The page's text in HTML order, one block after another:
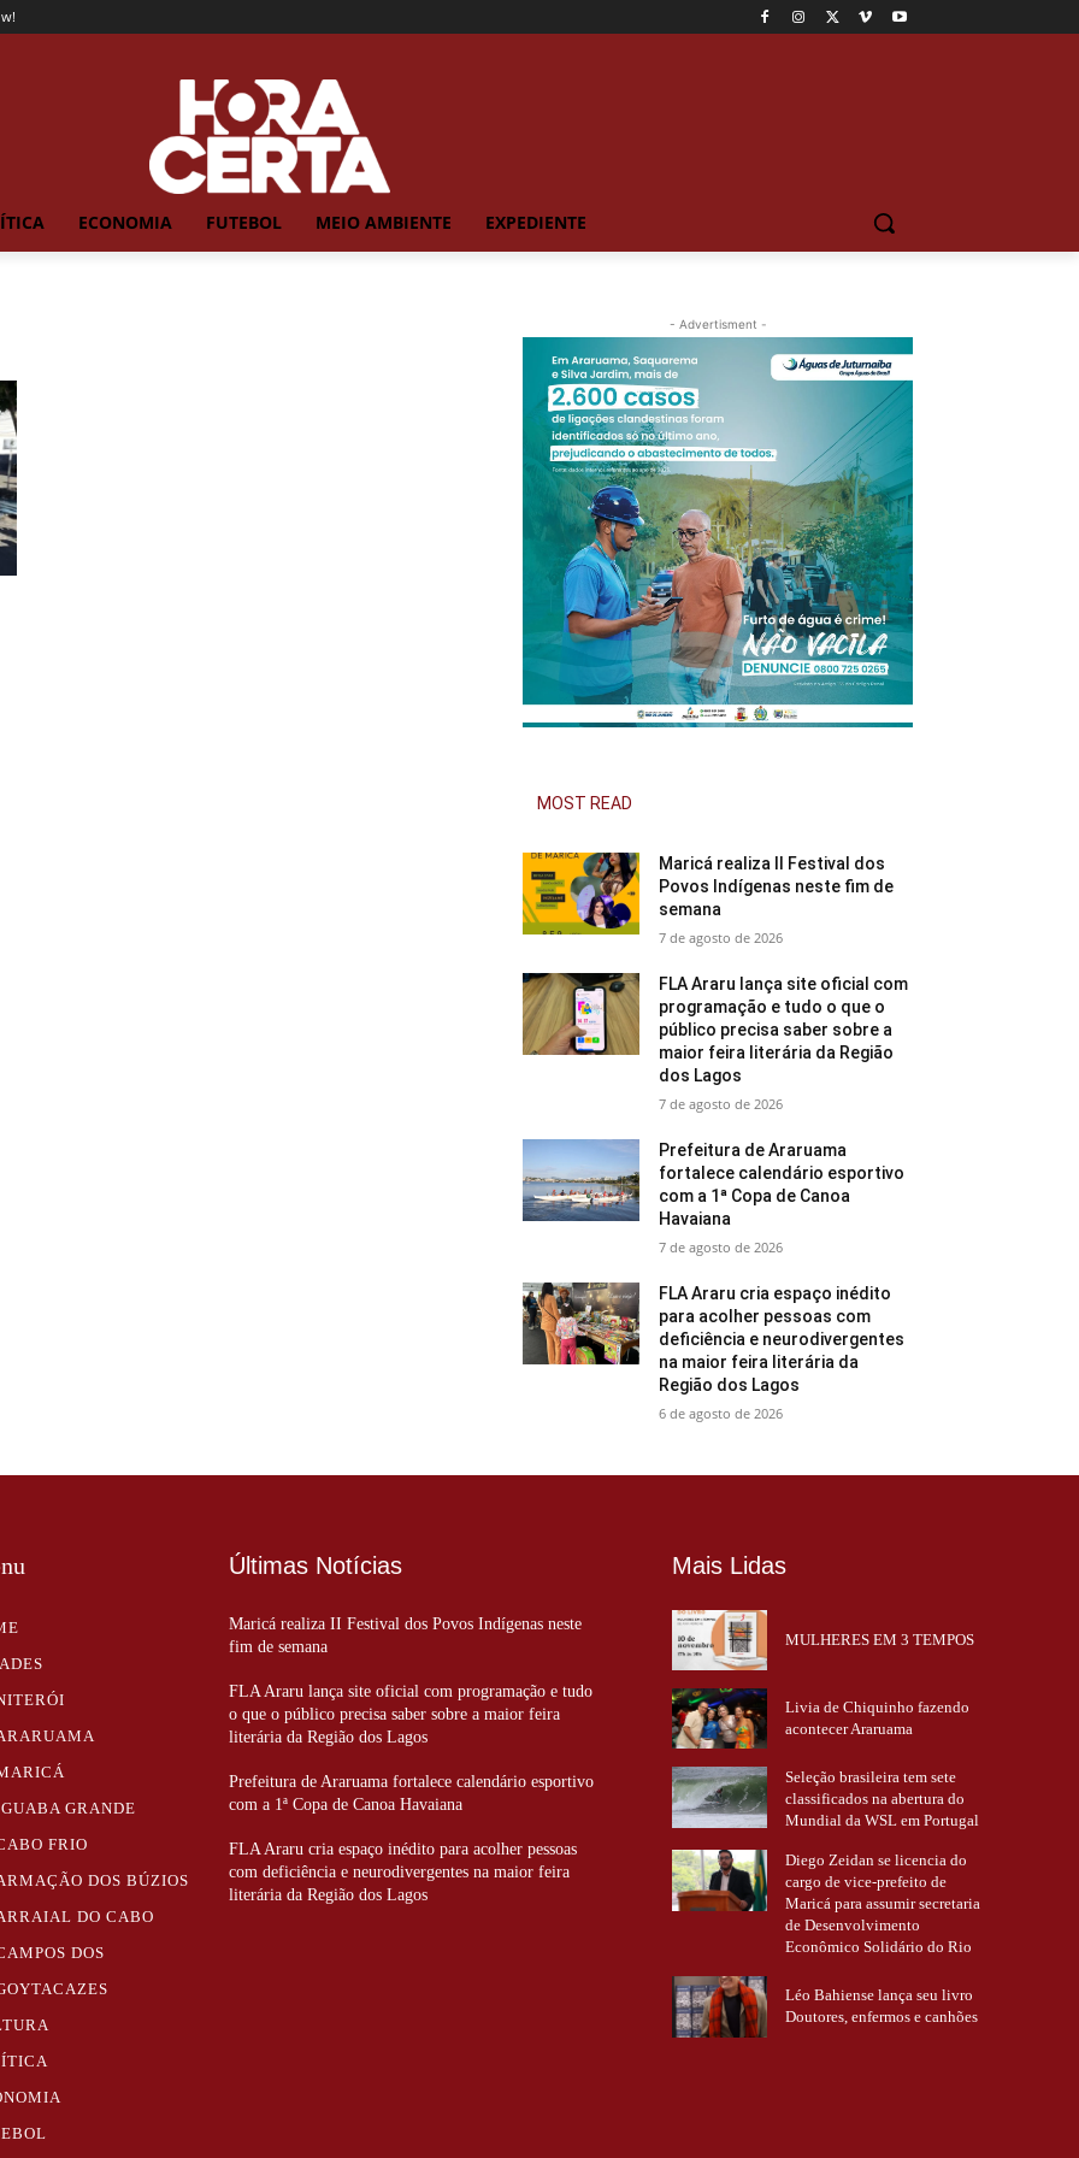
ECONOMIA FUTEBOL MEIO AMBIENTE EXPEDIENTE
- Advertisment -
MOST READ
Maricá realiza II Festival dos
Povos Indígenas neste fim de
semana
7 de agosto de 2026
FLA Araru lança site oficial com
programação e tudo o que o
público precisa saber sobre a
maior feira literária da Região
dos Lagos
7 de agosto de 2026
Prefeitura de Araruama
fortalece calendário esportivo
com a 1ª Copa de Canoa
Havaiana
7 de agosto de 2026
FLA Araru cria espaço inédito
para acolher pessoas com
deficiência e neurodivergentes
na maior feira literária da
Região dos Lagos
6 de agosto de 2026
GRANDE
FRIO
DOS BÚZIOS
DO CABO
DOS
Últimas Notícias
Maricá realiza II Festival dos Povos Indígenas neste
fim de semana
FLA Araru lança site oficial com programação e tudo
o que o público precisa saber sobre a maior feira
literária da Região dos Lagos
Prefeitura de Araruama fortalece calendário esportivo
com a 1ª Copa de Canoa Havaiana
FLA Araru cria espaço inédito para acolher pessoas
com deficiência e neurodivergentes na maior feira
literária da Região dos Lagos
Mais Lidas
MULHERES EM 3 TEMPOS
Livia de Chiquinho fazendo
acontecer Araruama
Seleção brasileira tem sete
classificados na abertura do
Mundial da WSL em Portugal
Diego Zeidan se licencia do
cargo de vice-prefeito de
Maricá para assumir secretaria
de Desenvolvimento
Econômico Solidário do Rio
Léo Bahiense lança seu livro
Doutores, enfermos e canhões